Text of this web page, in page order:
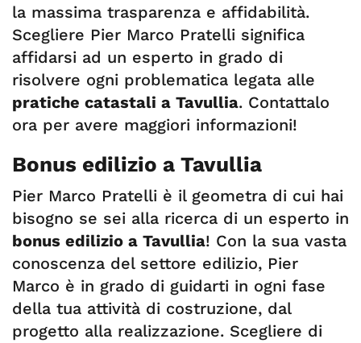
la massima trasparenza e affidabilità.
Scegliere Pier Marco Pratelli significa
affidarsi ad un esperto in grado di
risolvere ogni problematica legata alle
pratiche catastali a Tavullia. Contattalo
ora per avere maggiori informazioni!
Bonus edilizio a Tavullia
Pier Marco Pratelli è il geometra di cui hai
bisogno se sei alla ricerca di un esperto in
bonus edilizio a Tavullia! Con la sua vasta
conoscenza del settore edilizio, Pier
Marco è in grado di guidarti in ogni fase
della tua attività di costruzione, dal
progetto alla realizzazione. Scegliere di